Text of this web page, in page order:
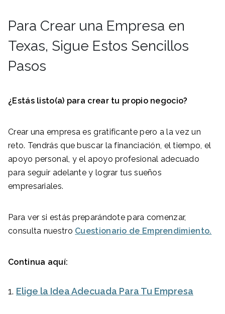
Para Crear una Empresa en
Texas, Sigue Estos Sencillos
Pasos
¿Estás listo(a) para crear tu propio negocio?
Crear una empresa es gratificante pero a la vez un
reto. Tendrás que buscar la financiación, el tiempo, el
apoyo personal, y el apoyo profesional adecuado
para seguir adelante y lograr tus sueños
empresariales.
Para ver si estás preparándote para comenzar,
consulta nuestro Cuestionario de Emprendimiento.
Continua aquí:
Elige la Idea Adecuada Para Tu Empresa